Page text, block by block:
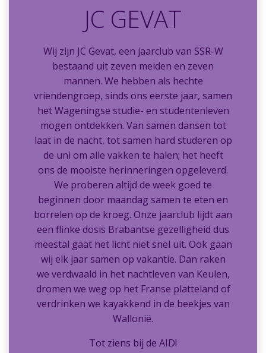
JC GEVAT
Wij zijn JC Gevat, een jaarclub van SSR-W
bestaand uit zeven meiden en zeven
mannen. We hebben als hechte
vriendengroep, sinds ons eerste jaar, samen
het Wageningse studie- en studentenleven
mogen ontdekken. Van samen dansen tot
laat in de nacht, tot samen hard studeren op
de uni om alle vakken te halen; het heeft
ons de mooiste herinneringen opgeleverd.
We proberen altijd de week goed te
beginnen door maandag samen te eten en
borrelen op de kroeg. Onze jaarclub lijdt aan
een flinke dosis Brabantse gezelligheid dus
meestal gaat het licht niet snel uit. Ook gaan
wij elk jaar samen op vakantie. Dan raken
we verdwaald in het nachtleven van Keulen,
dromen we weg op het Franse platteland of
verdrinken we kayakkend in de beekjes van
Wallonië.
Tot ziens bij de AID!